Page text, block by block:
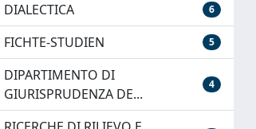
DIALECTICA 6
FICHTE-STUDIEN 5
DIPARTIMENTO DI
GIURISPRUDENZA DE...
4